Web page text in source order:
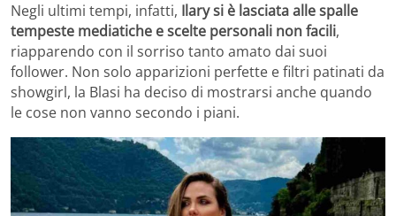
Negli ultimi tempi, infatti, Ilary si è lasciata alle spalle
tempeste mediatiche e scelte personali non facili,
riapparendo con il sorriso tanto amato dai suoi
follower. Non solo apparizioni perfette e filtri patinati da
showgirl, la Blasi ha deciso di mostrarsi anche quando
le cose non vanno secondo i piani.